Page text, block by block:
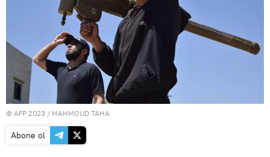
© AFP 2023 / MAHMOUD TAHA
Abone ol